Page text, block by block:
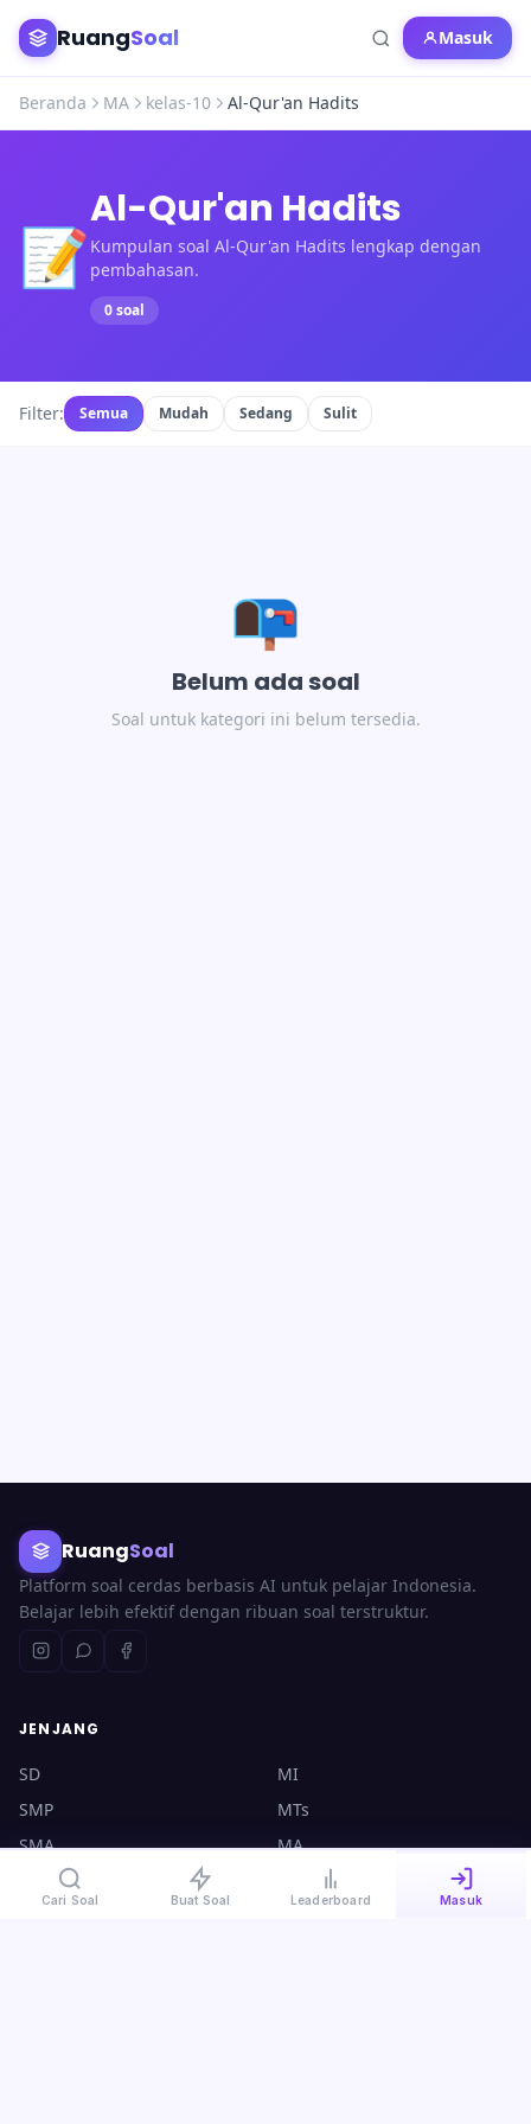
RuangSoal Masuk
Beranda MA kelas-10 Al-Qur'an Hadits
📝
Al-Qur'an Hadits
Kumpulan soal Al-Qur'an Hadits lengkap dengan
pembahasan.
0 soal
Filter: Semua Mudah Sedang Sulit
📭
Belum ada soal
Soal untuk kategori ini belum tersedia.
RuangSoal
Platform soal cerdas berbasis AI untuk pelajar Indonesia.
Belajar lebih efektif dengan ribuan soal terstruktur.
JENJANG
SD
MI
SMP
MTs
SMA
MA
UTBK
Cari Soal Buat Soal Leaderboard Masuk